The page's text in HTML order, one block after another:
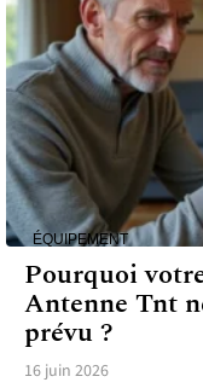
ÉQUIPEMENT
Pourquoi
Antenne Tnt
prévu ?
16 juin 2026